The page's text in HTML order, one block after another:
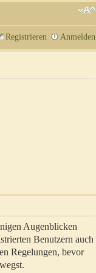
Registrieren Anmelden
Augenblicken
Benutzern auch
Regelungen, bevor